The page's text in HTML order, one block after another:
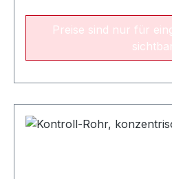
Preise sind nur für